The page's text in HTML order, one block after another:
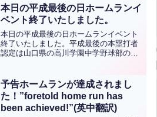
日に放送されましたが、今回下記の日程
で再放送が決定し...全文はクリック
本日の平成最後の日ホームランイ
ベント終了いたしました。
本日の平成最後の日ホームランイベント
終了いたしました。平成最後の本塁打者
認定は山口県の高川学園中学野球部の竹
卒業生で、今日練習が休みだったためわ
ざわざ山口から最終ホーム...全文はクリ
ック
予告ホームランが達成されまし
た！”foretold home run has
been achieved!”(英中翻訳)